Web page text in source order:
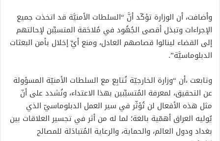
وأضافت، أن الوزارة تؤكّد أنَّ “السلطات الأمنيَّة قد اتخذت جميع
الإجراءات وتبذل أقصى الجُهُود في مُلاحَقة المتسبِّبن لإحالتهم
إلى القضاء لينالوا قصاصهم العادل، ومنع أيِّ إخلال بأمن البعثات
الدبلوماسيَّة”.
وتابعت ،أن “وزارة الخارجيّة تُتابِع مع السلطات الأمنيّة المسؤولة
عن التحقيق، لمعرفة المُتسبِّبين بهذا الاعتداء، ونُشدد على أنّ
مثل هذه الأفعال لن تُؤثّر في سير العمل الدبلوماسيّ الذي
يُوليه العراق أهمّية بالغة؛ لما له من أثر في تجسير العلاقات بين
بغداد ودول العالم، والحماية، والرعاية المُتبادَلة للمصالح